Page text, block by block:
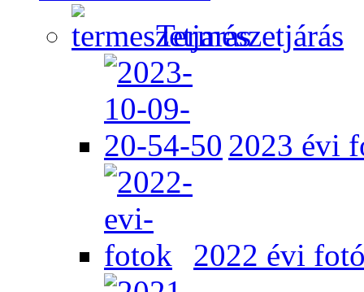
Természetjárás
2023 évi
2022 évi